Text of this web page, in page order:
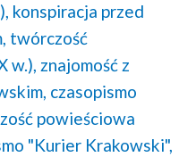
konspiracja przed
twórczość
w.), znajomość z
czasopismo
powieściowa
"Kurier Krakowski",